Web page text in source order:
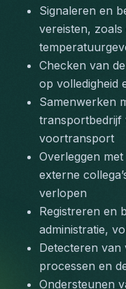
Signaleren en
vereisten,
Checken van
op volledigheid
Samenwerken
transportbedrijf
voortransport
Overleggen
externe
verlopen
Registreren en
administratie,
Detecteren
processen en
Ondersteunen